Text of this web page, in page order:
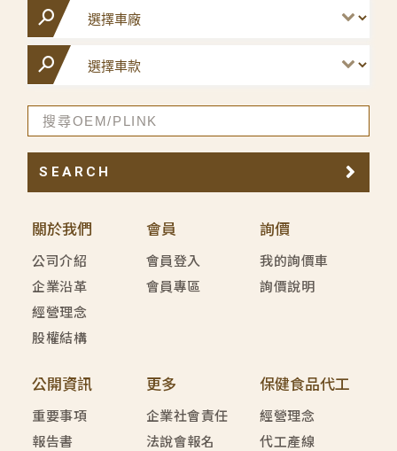
關於我們
公司介紹
企業沿革
經營理念
股權結構
會員
會員登入
會員專區
詢價
我的詢價車
詢價說明
公開資訊
重要事項
報告書
更多
企業社會責任
法說會報名
保健食品代工
經營理念
代工產線
SEARCH